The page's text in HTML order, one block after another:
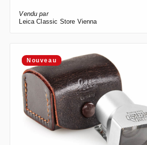
Vendu par
Leica Classic Store Vienna
Nouveau